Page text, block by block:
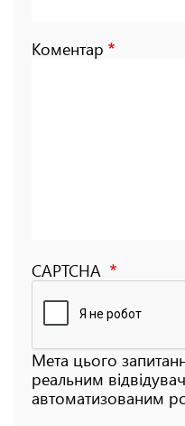
Коментар
CAPTCHA
Мета цього
реальним
автоматизованим